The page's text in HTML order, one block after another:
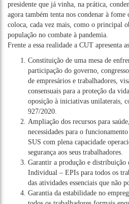
presidente que já vinha, na prática,
agora também tenta nos condenar à fome
coloca, cada vez mais, como o principal
população no combate à pandemia.
Frente a essa realidade a CUT apresenta
Constituição de uma mesa de
participação do governo,
de empresários e trabalhadores,
consensuais para a proteção da
oposição à iniciativas unilaterais,
927/2020.
Ampliação dos recursos para
necessidades para o
SUS com plena capacidade
segurança aos seus trabalhadores.
Garantir a produção e distribuição
Individual – EPIs para todos os
das atividades essenciais que não
Garantia da estabilidade no